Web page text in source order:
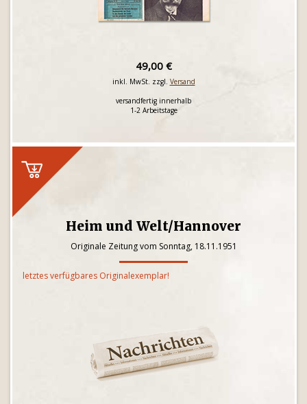
49,00 €
inkl. MwSt. zzgl. Versand
versandfertig innerhalb
1-2 Arbeitstage
Heim und Welt/Hannover
Originale Zeitung vom Sonntag, 18.11.1951
letztes verfügbares Originalexemplar!